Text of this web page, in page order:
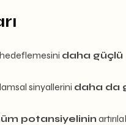
daha güçlü
sinyallerini daha da
potansiyelinin